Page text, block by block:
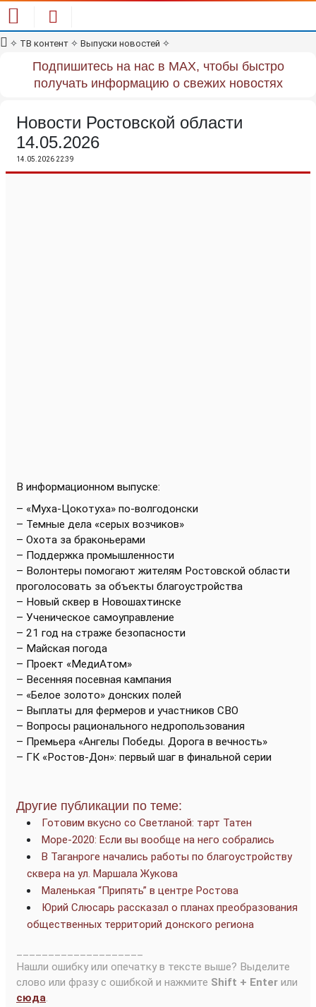
✧ ТВ контент ✧ Выпуски новостей ✧
Подпишитесь на нас в MAX, чтобы быстро
получать информацию о свежих новостях
Новости Ростовской области
14.05.2026
14.05.2026 22:39
В информационном выпуске:
– «Муха-Цокотуха» по-волгодонски
– Темные дела «серых возчиков»
– Охота за браконьерами
– Поддержка промышленности
– Волонтеры помогают жителям Ростовской области
проголосовать за объекты благоустройства
– Новый сквер в Новошахтинске
– Ученическое самоуправление
– 21 год на страже безопасности
– Майская погода
– Проект «МедиАтом»
– Весенняя посевная кампания
– «Белое золото» донских полей
– Выплаты для фермеров и участников СВО
– Вопросы рационального недропользования
– Премьера «Ангелы Победы. Дорога в вечность»
– ГК «Ростов-Дон»: первый шаг в финальной серии
Другие публикации по теме:
Готовим вкусно со Светланой: тарт Татен
Море-2020: Если вы вообще на него собрались
В Таганроге начались работы по благоустройству
сквера на ул. Маршала Жукова
Маленькая “Припять” в центре Ростова
Юрий Слюсарь рассказал о планах преобразования
общественных территорий донского региона
Нашли ошибку или опечатку в тексте выше? Выделите
слово или фразу с ошибкой и нажмите Shift + Enter или
сюда.